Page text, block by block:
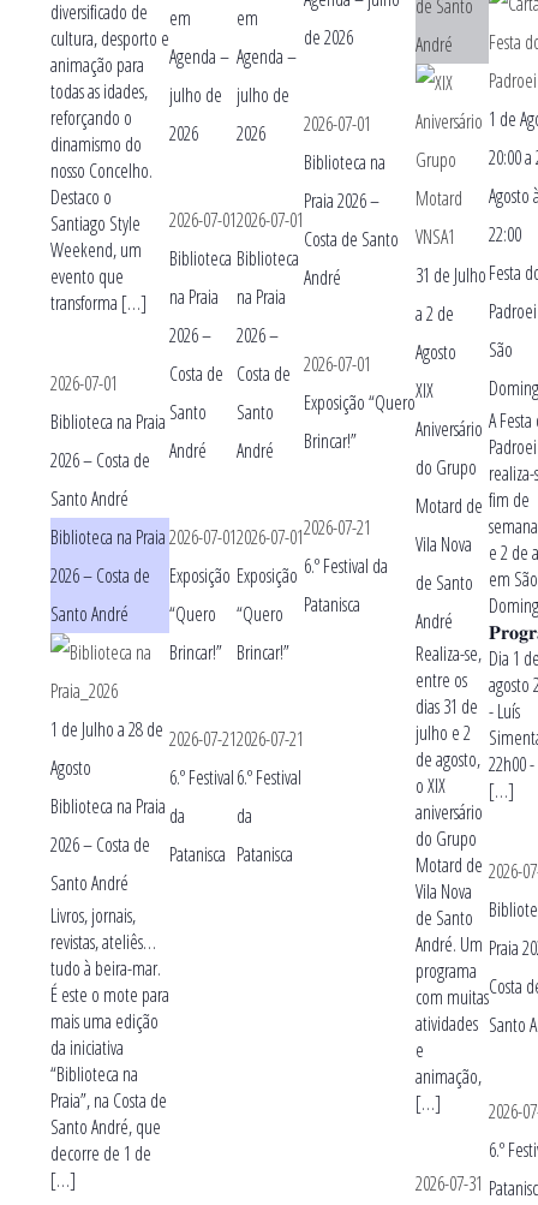
diversificado de
cultura, desporto e
animação para
todas as idades,
reforçando o
dinamismo do
nosso Concelho.
Destaco o
Santiago Style
Weekend, um
evento que
transforma […]
2026-07-01
Biblioteca na Praia
2026 – Costa de
Santo André
Biblioteca na Praia
2026 – Costa de
Santo André
1 de Julhoa28 de
Agosto
Biblioteca na Praia
2026 – Costa de
Santo André
Livros, jornais,
revistas, ateliês…
tudo à beira-mar.
É este o mote para
mais uma edição
da iniciativa
“Biblioteca na
Praia”, na Costa de
Santo André, que
decorre de 1 de
[…]
em
Agenda –
julho de
2026
2026-07-01
Biblioteca
na Praia
2026 –
Costa de
Santo
André
2026-07-01
Exposição
“Quero
Brincar!”
2026-07-21
6.º Festival
da
Patanisca
em
Agenda –
julho de
2026
2026-07-01
Biblioteca
na Praia
2026 –
Costa de
Santo
André
2026-07-01
Exposição
“Quero
Brincar!”
2026-07-21
6.º Festival
da
Patanisca
de 2026
2026-07-01
Biblioteca na
Praia 2026 –
Costa de Santo
André
2026-07-01
Exposição “Quero
Brincar!”
2026-07-21
6.º Festival da
Patanisca
de Santo
André
31 de Julho
a2 de
Agosto
XIX
Aniversário
do Grupo
Motard de
Vila Nova
de Santo
André
Realiza-se,
entre os
dias 31 de
julho e 2
de agosto,
o XIX
aniversário
do Grupo
Motard de
Vila Nova
de Santo
André. Um
programa
com muitas
atividades
e
animação,
[…]
2026-07-31
1 de
20:00a
Agosto
22:00
Festa
São
A
fim de
e 2 de
em São
Dia 1
agosto
- Luís
22h00
[…]
2026-
Praia
Costa
Santo
2026-
6.º